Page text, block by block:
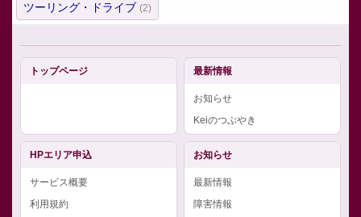
ツーリング・ドライブ (2)
トップページ 最新情報
お知らせ
Keiのつぶやき
HPエリア申込
サービス概要
利用規約
お知らせ
最新情報
障害情報